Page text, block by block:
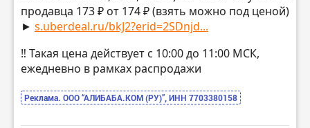
продавца 173 ₽ от 174 ₽ (взять можно под ценой)
► s.uberdeal.ru/bkJ2?erid=2SDnjd...
‼️ Такая цена действует с 10:00 до 11:00 МСК,
ежедневно в рамках распродажи
Реклама. ООО “АЛИБАБА.КОМ (РУ)”, ИНН 7703380158